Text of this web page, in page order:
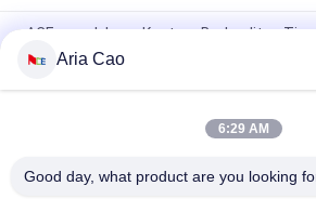
ACE merek Logo Kustom Berkualitas
Baseball dengan gesper logam
100% Poliester 6 Panel Baseball Cap
Aria Cao
6:29 AM
Good day, what product are you looking